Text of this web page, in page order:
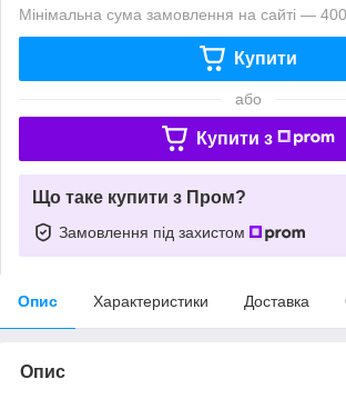
Мінімальна сума замовлення на сайті —
Купити
або
Купити з
Що таке купити з Пром?
Замовлення під захистом
Опис Характеристики Доставка
Опис